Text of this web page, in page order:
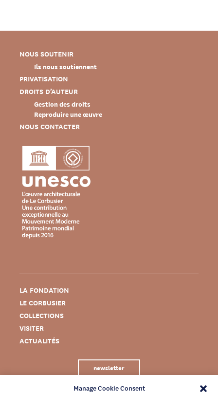
Manage Cookie Consent
NOUS SOUTENIR
Ils nous soutiennent
PRIVATISATION
DROITS D’AUTEUR
Gestion des droits
Reproduire une œuvre
NOUS CONTACTER
LA FONDATION
LE CORBUSIER
COLLECTIONS
VISITER
ACTUALITÉS
newsletter